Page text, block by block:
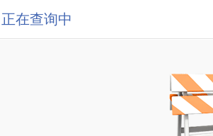
正在查询中